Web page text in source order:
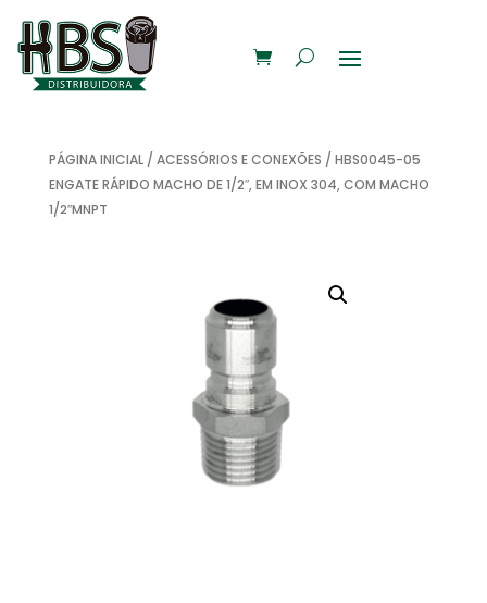
PÁGINA INICIAL/ ACESSÓRIOS E CONEXÕES / HBS0045-05
ENGATE RÁPIDO MACHO DE 1/2″, EM INOX 304, COM MACHO
1/2″MNPT